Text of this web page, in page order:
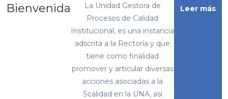
Bienvenida
La Unidad Gestora de
Procesos de Calidad
Institucional, es una instancia
adscrita a la Rectoría y que
tiene como finalidad
promover y articular diversas
acciones asociadas a la
Scalidad en la UNA, así
Leer más